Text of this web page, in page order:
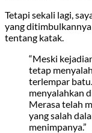
Tetapi sekali lagi,
yang
tentang katak.
“Meski
tetap
terlempar
menyalahkan
Merasa telah
yang salah
menimpanya.”